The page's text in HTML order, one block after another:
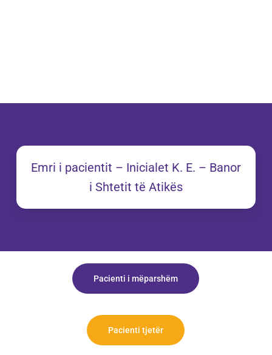
Emri i pacientit – Inicialet K. E. – Banor
i Shtetit të Atikës
Pacienti i mëparshëm
Pacienti tjetër